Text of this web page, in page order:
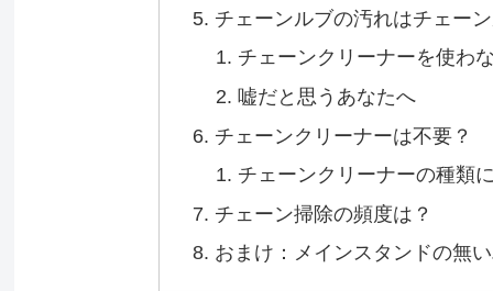
チェーンルブの汚れはチェー
チェーンクリーナーを使わ
嘘だと思うあなたへ
チェーンクリーナーは不要？
チェーンクリーナーの種類
チェーン掃除の頻度は？
おまけ：メインスタンドの無